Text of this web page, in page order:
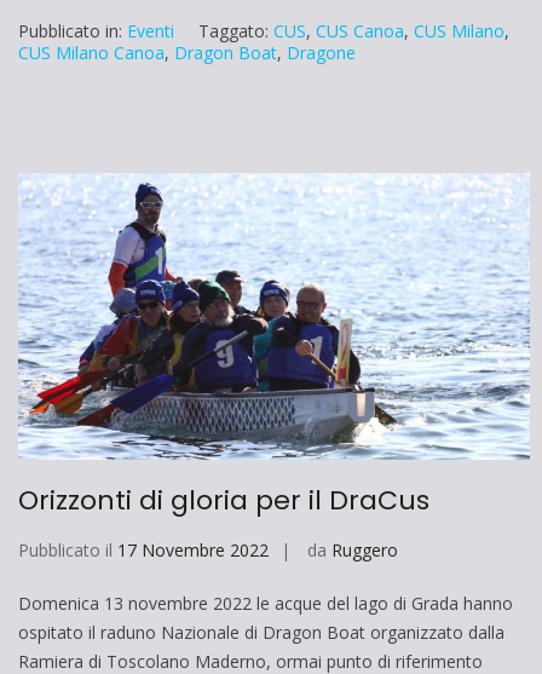
Pubblicato in: Eventi Taggato: CUS, CUS Canoa, CUS Milano,
CUS Milano Canoa, Dragon Boat, Dragone
Orizzonti di gloria per il DraCus
Pubblicato il 17 Novembre 2022 da Ruggero
Domenica 13 novembre 2022 le acque del lago di Grada hanno
ospitato il raduno Nazionale di Dragon Boat organizzato dalla
Ramiera di Toscolano Maderno, ormai punto di riferimento